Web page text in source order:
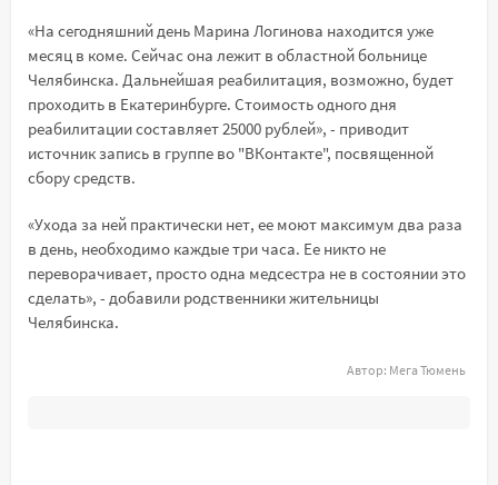
«На сегодняшний день Марина Логинова находится уже
месяц в коме. Сейчас она лежит в областной больнице
Челябинска. Дальнейшая реабилитация, возможно, будет
проходить в Екатеринбурге. Стоимость одного дня
реабилитации составляет 25000 рублей», - приводит
источник запись в группе во "ВКонтакте", посвященной
сбору средств.
«Ухода за ней практически нет, ее моют максимум два раза
в день, необходимо каждые три часа. Ее никто не
переворачивает, просто одна медсестра не в состоянии это
сделать», - добавили родственники жительницы
Челябинска.
Автор: Мега Тюмень